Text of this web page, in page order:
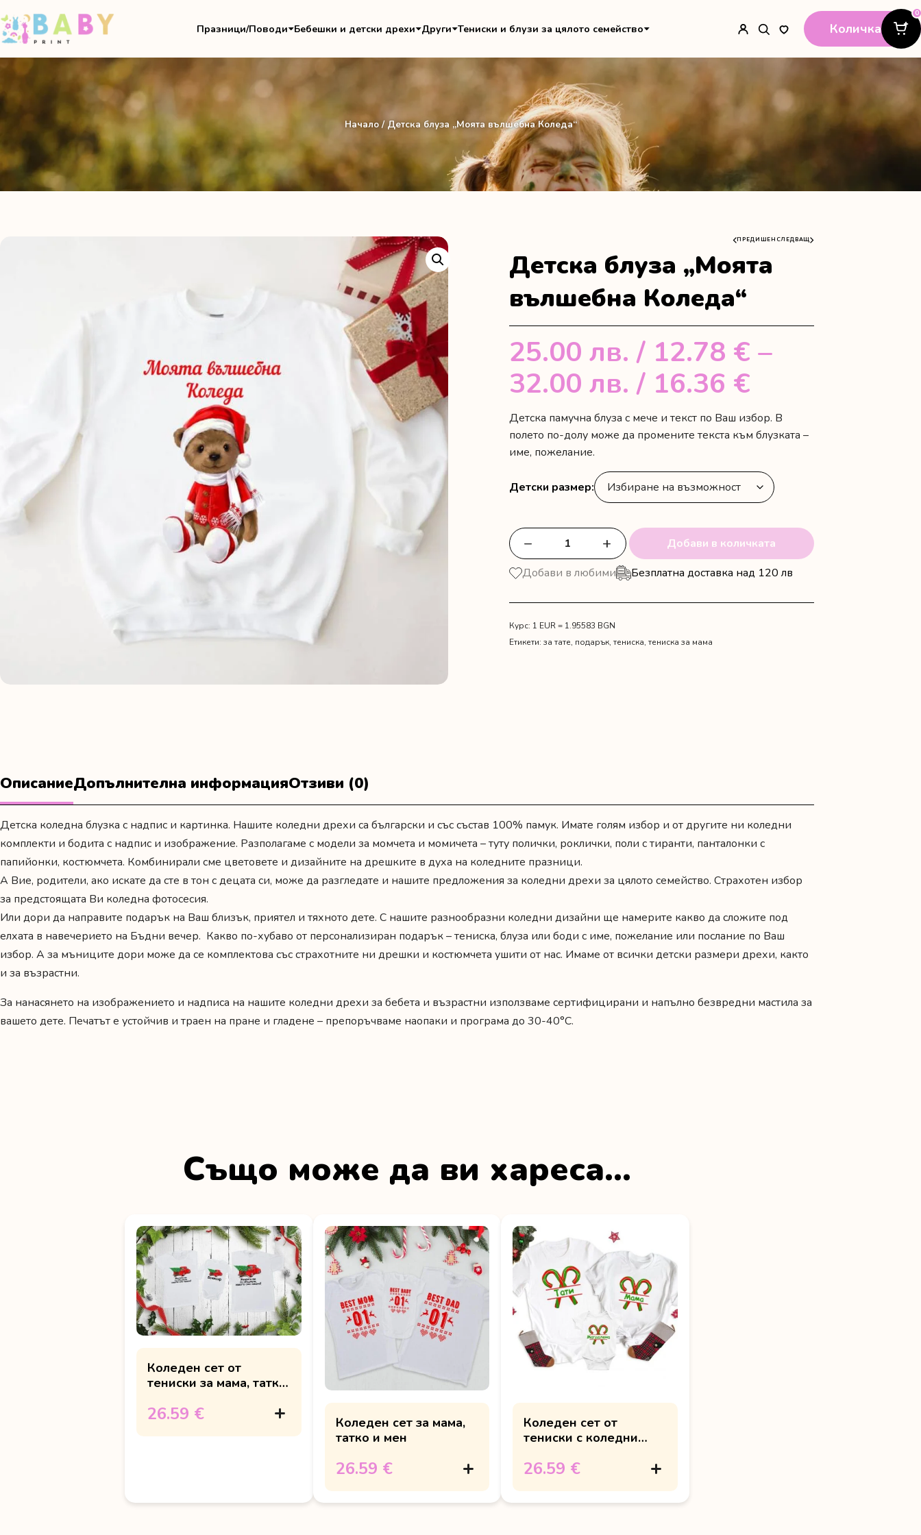
Празници/Поводи Бебешки и детски дрехи Други Тениски и блузи за цялото семейство Количка
0
Начало/ Детска блуза „Моята вълшебна Коледа“
ПРЕДИШЕН СЛЕДВАЩ
Детска блуза „Моята
вълшебна Коледа“
25.00 лв. / 12.78 € –
32.00 лв. / 16.36 €Price
range:
25.00 лв.
/
12.78 €
through
32.00 лв.
/
Детска памучна блуза с мече и текст по Ваш избор. В
полето по-долу може да промените текста към блузката –
име, пожелание.
Детски размер
количество
за
Детска
"Моята
вълшебна
− +
Добави в количката
Добави в любими
Безплатна доставка над 120 лв
Курс: 1 EUR = 1.95583 BGN
Етикети: за тате, подарък, тениска, тениска за мама
ОписаниеДопълнителна информацияОтзиви (0)
Детска коледна блузка с надпис и картинка. Нашите коледни дрехи са български и със състав 100% памук. Имате голям избор и от другите ни коледни
комплекти и бодита с надпис и изображение. Разполагаме с модели за момчета и момичета – туту полички, роклички, поли с тиранти, панталонки с
папийонки, костюмчета. Комбинирали сме цветовете и дизайните на дрешките в духа на коледните празници.
А Вие, родители, ако искате да сте в тон с децата си, може да разгледате и нашите предложения за коледни дрехи за цялото семейство. Страхотен избор
за предстоящата Ви коледна фотосесия.
Или дори да направите подарък на Ваш близък, приятел и тяхното дете. С нашите разнообразни коледни дизайни ще намерите какво да сложите под
елхата в навечерието на Бъдни вечер. Какво по-хубаво от персонализиран подарък – тениска, блуза или боди с име, пожелание или послание по Ваш
избор. А за мъниците дори може да се комплектова със страхотните ни дрешки и костюмчета ушити от нас. Имаме от всички детски размери дрехи, както
и за възрастни.
За нанасянето на изображението и надписа на нашите коледни дрехи за бебета и възрастни използваме сертифицирани и напълно безвредни мастила за
вашето дете. Печатът е устойчив и траен на пране и гладене – препоръчваме наопаки и програма до 30-40°C.
Също може да ви хареса…
Коледен сет от
тениски за мама, татко
26.59 €
Коледен сет за мама,
татко и мен
26.59 €
Коледен сет от
тениски с коледни
26.59 €